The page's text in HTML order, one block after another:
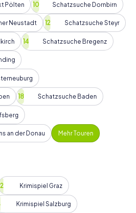
Pölten Schatzsuche Dornbirn
Neustadt Schatzsuche Steyr
Schatzsuche Bregenz
Schatzsuche Baden
an der Donau Mehr Touren
Krimispiel Graz
Krimispiel Salzburg